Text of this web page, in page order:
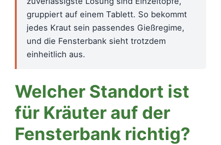
gruppiert auf einem Tablett. So bekommt
jedes Kraut sein passendes Gießregime,
und die Fensterbank sieht trotzdem
einheitlich aus.
Welcher Standort ist
für Kräuter auf der
Fensterbank richtig?